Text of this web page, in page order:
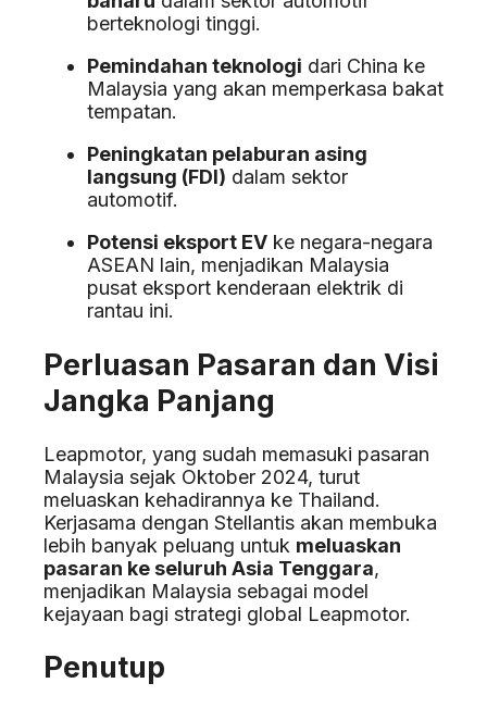
berteknologi tinggi.
Pemindahan teknologi dari China ke
Malaysia yang akan memperkasa bakat
tempatan.
Peningkatan pelaburan asing
langsung (FDI) dalam sektor
automotif.
Potensi eksport EV ke negara-negara
ASEAN lain, menjadikan Malaysia
pusat eksport kenderaan elektrik di
rantau ini.
Perluasan Pasaran dan Visi
Jangka Panjang
Leapmotor, yang sudah memasuki pasaran
Malaysia sejak Oktober 2024, turut
meluaskan kehadirannya ke Thailand.
Kerjasama dengan Stellantis akan membuka
lebih banyak peluang untuk meluaskan
pasaran ke seluruh Asia Tenggara,
menjadikan Malaysia sebagai model
kejayaan bagi strategi global Leapmotor.
Penutup